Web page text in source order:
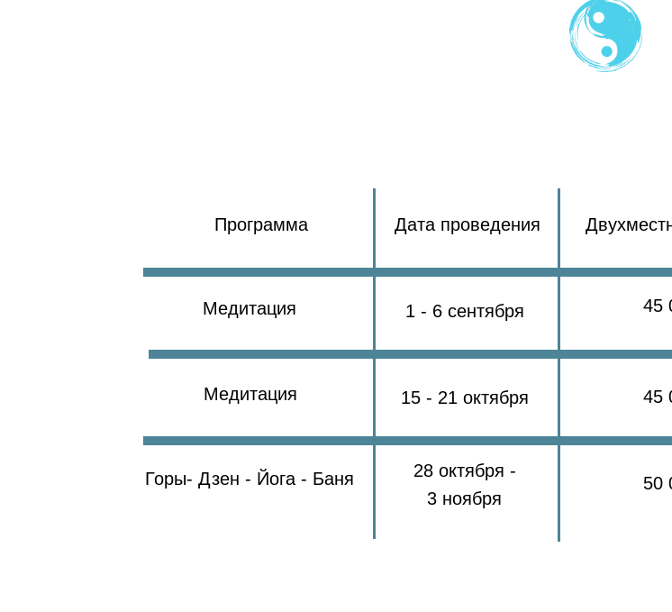
28 октября -
3 ноября
Дата проведения
Программа
50
Медитация
Горы- Дзен - Йога - Баня
45
45
1 - 6 сентября
Медитация 15 - 21 октября